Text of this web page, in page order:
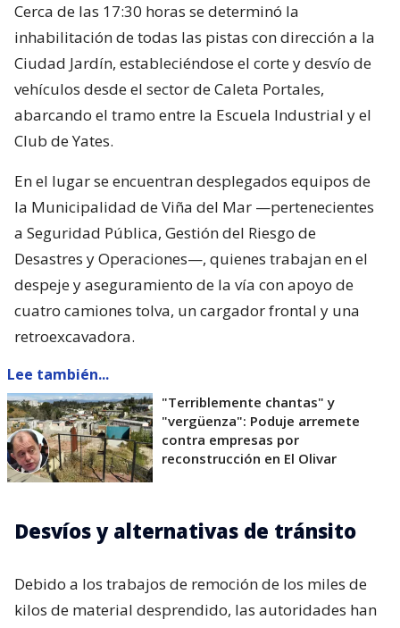
Cerca de las 17:30 horas se determinó la
inhabilitación de todas las pistas con dirección a la
Ciudad Jardín, estableciéndose el corte y desvío de
vehículos desde el sector de Caleta Portales,
abarcando el tramo entre la Escuela Industrial y el
Club de Yates.
En el lugar se encuentran desplegados equipos de
la Municipalidad de Viña del Mar —pertenecientes
a Seguridad Pública, Gestión del Riesgo de
Desastres y Operaciones—, quienes trabajan en el
despeje y aseguramiento de la vía con apoyo de
cuatro camiones tolva, un cargador frontal y una
retroexcavadora.
Lee también...
"Terriblemente chantas" y
"vergüenza": Poduje arremete
contra empresas por
reconstrucción en El Olivar
Desvíos y alternativas de tránsito
Debido a los trabajos de remoción de los miles de
kilos de material desprendido, las autoridades han